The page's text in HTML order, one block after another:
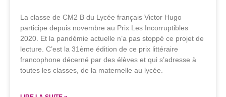
La classe de CM2 B du Lycée français Victor Hugo
participe depuis novembre au Prix Les Incorruptibles
2020. Et la pandémie actuelle n’a pas stoppé ce projet de
lecture. C’est la 31ème édition de ce prix littéraire
francophone décerné par des élèves et qui s’adresse à
toutes les classes, de la maternelle au lycée.